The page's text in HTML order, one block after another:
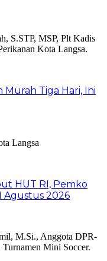
Tiga Hari, Ini
HUT RI, Pemko
Agustus 2026